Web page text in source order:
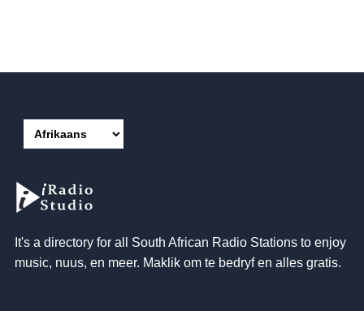
It's a directory for all South African Radio Stations to enjoy
music, nuus, en meer. Maklik om te bedryf en alles gratis.